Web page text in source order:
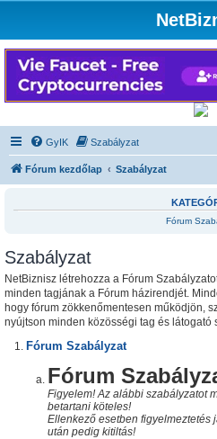
GyIK Szabályzat
Fórum kezdőlap Szabályzat
Fórum
Szabályzat
NetBiznisz létrehozza a Fórum
minden tagjának a Fórum házirendjét.
hogy fórum zökkenőmentesen működjön,
nyújtson minden közösségi tag és látogató
Fórum Szabályzat
Fórum
Figyelem! Az alábbi szabályzatot
betartani köteles!
Ellenkező esetben figyelmeztetés
után pedig kitiltás!